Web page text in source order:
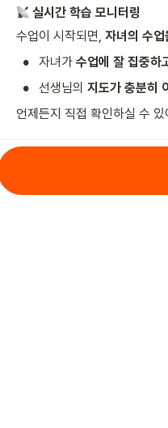
실시간 학습 모니터링
수업이 시작되면, 자녀의 수
• 자녀가 수업에 잘 집중하
• 선생님의 지도가 충분히
언제든지 직접 확인하실 수